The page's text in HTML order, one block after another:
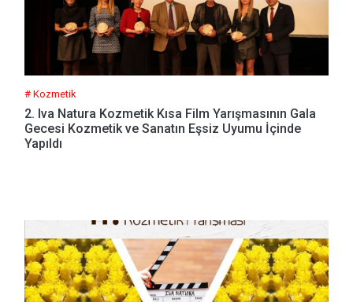
# Kozmetik
2. Iva Natura Kozmetik Kısa Film Yarışmasının Gala
Gecesi Kozmetik ve Sanatın Eşsiz Uyumu İçinde
Yapıldı